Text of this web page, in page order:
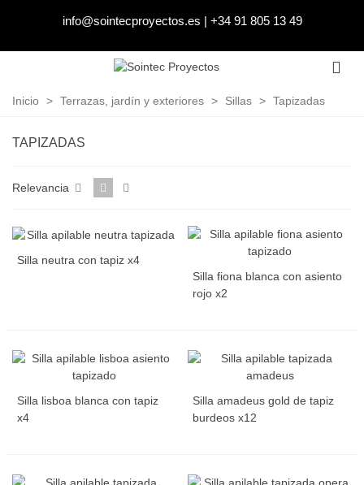
info@sointecproyectos.es | +34 91 805 13 49
Inicio > Terrazas, jardín y exteriores > Sillas > Tapizadas
TAPIZADAS
Relevancia
Silla neutra con tapiz x4
Silla fiona blanca con asiento
rojo x2
Silla lisboa blanca con tapiz
x4
Silla amadeus gold de tapiz
burdeos x12